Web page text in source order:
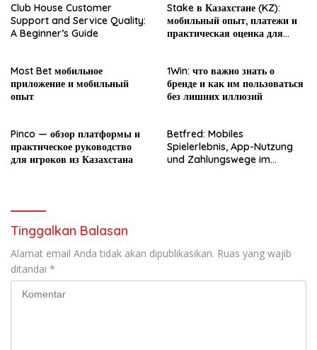
Club House Customer
Support and Service Quality:
A Beginner’s Guide
Stake в Казахстане (KZ):
мобильный опыт, платежи и
практическая оценка для
Most Bet мобильное
приложение и мобильный
опыт
1Win: что важно знать о
бренде и как им пользоваться
без лишних иллюзий
Pinco — обзор платформы и
практическое руководство
для игроков из Казахстана
Betfred: Mobiles
Spielerlebnis, App-Nutzung
und Zahlungswege im
Tinggalkan Balasan
Alamat email Anda tidak akan dipublikasikan. Ruas yang wajib
ditandai *